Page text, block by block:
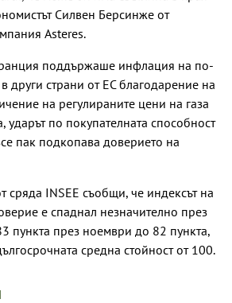
Силвен Берсинже от
Asteres.
поддържаше инфлация на по-
други страни от ЕС благодарение на
на регулираните цени на газа
ударът по покупателната способност
пак подкопава доверието на
сряда INSEE съобщи, че индексът на
е спаднал незначително през
пункта през ноември до 82 пункта,
средна стойност от 100.